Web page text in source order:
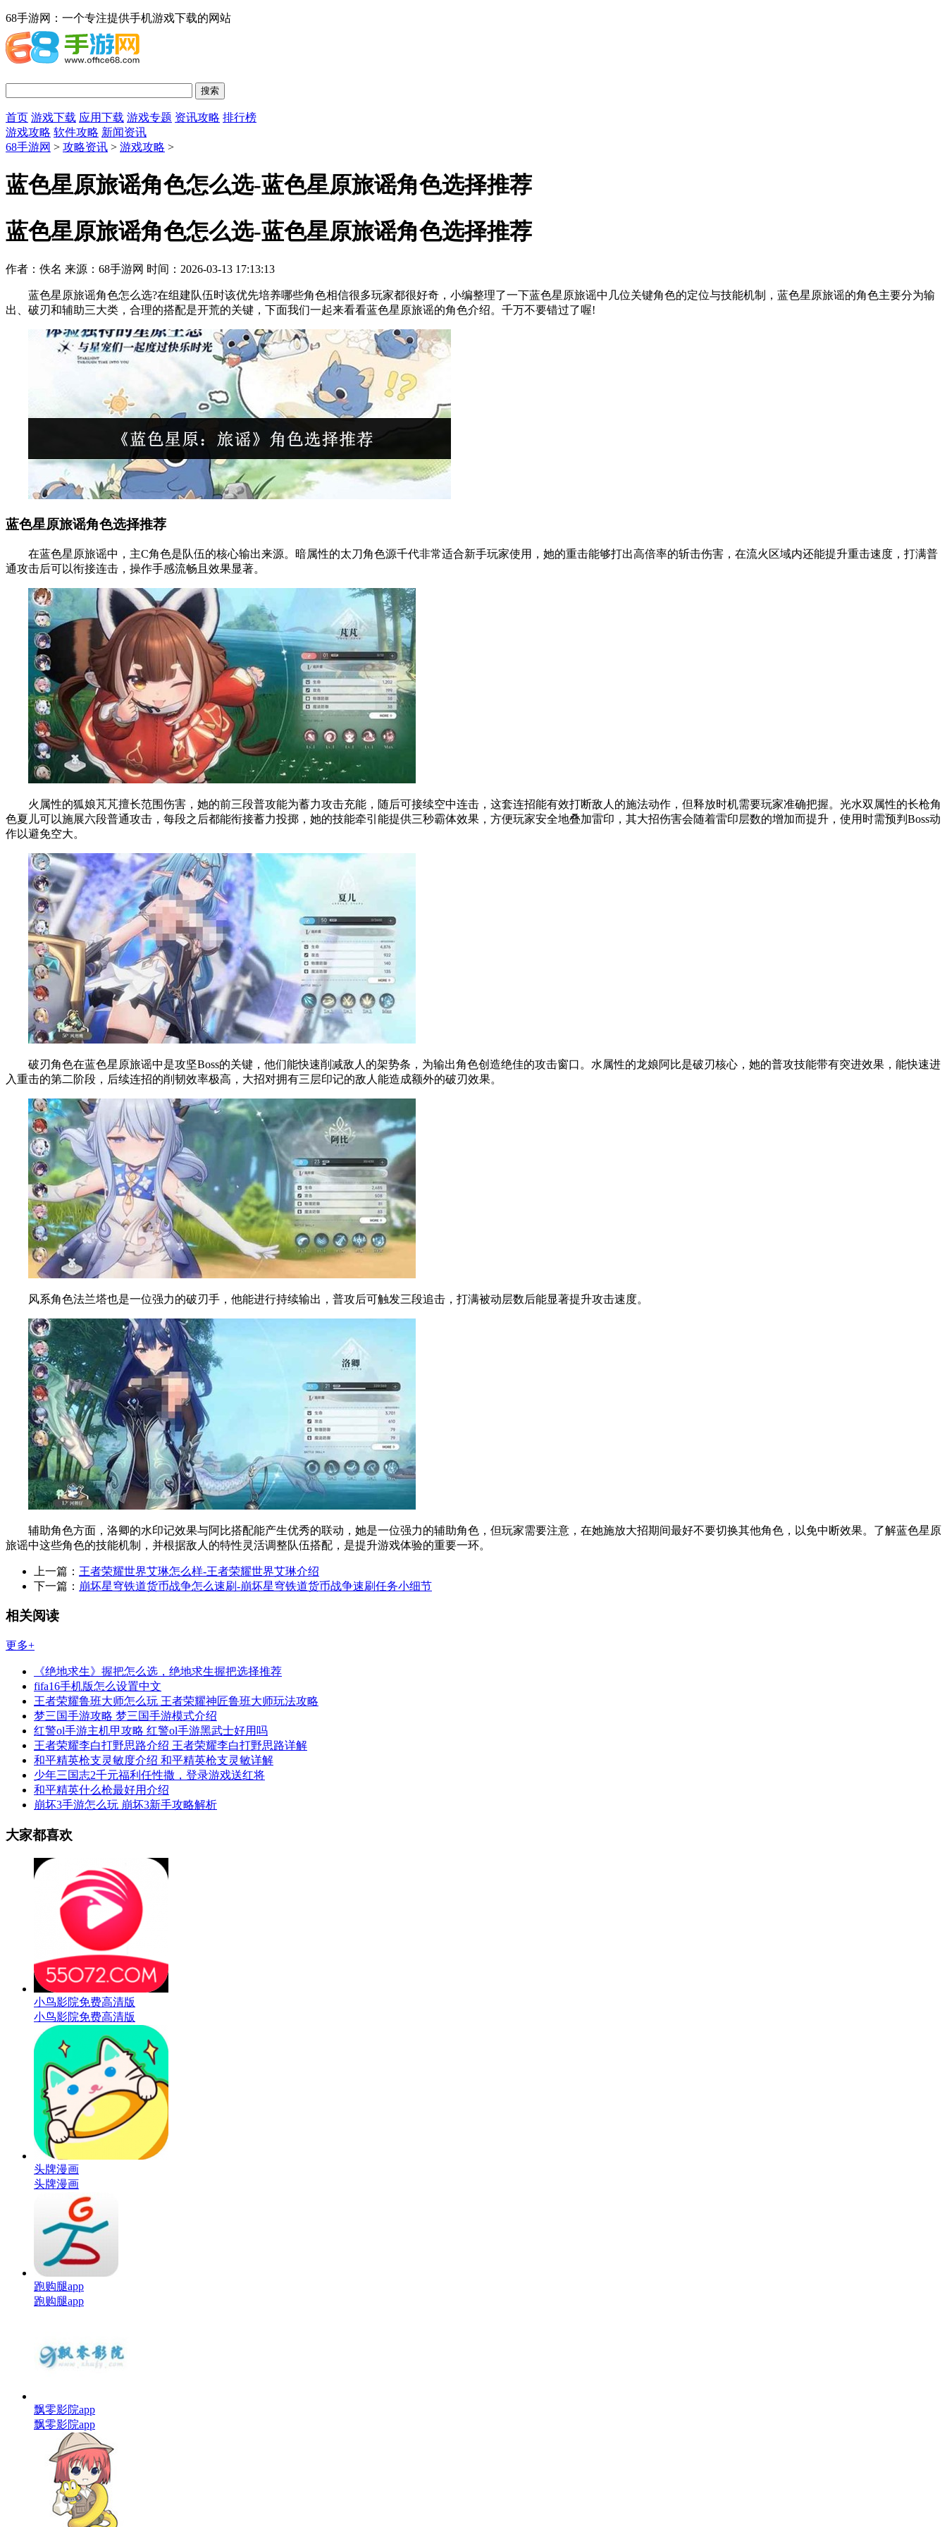
68手游网：一个专注提供手机游戏下载的网站
首页 游戏下载 应用下载 游戏专题 资讯攻略 排行榜
游戏攻略 软件攻略 新闻资讯
68手游网 > 攻略资讯 > 游戏攻略 >
蓝色星原旅谣角色怎么选-蓝色星原旅谣角色选择推荐
蓝色星原旅谣角色怎么选-蓝色星原旅谣角色选择推荐
作者：佚名 来源：68手游网 时间：2026-03-13 17:13:13
蓝色星原旅谣角色怎么选?在组建队伍时该优先培养哪些角色相信很多玩家都很好奇，小编整理了一下蓝色星原旅谣中几位关键角色的定位与技能机制，蓝色星原旅谣的角色主要分为输
出、破刃和辅助三大类，合理的搭配是开荒的关键，下面我们一起来看看蓝色星原旅谣的角色介绍。千万不要错过了喔!
蓝色星原旅谣角色选择推荐
在蓝色星原旅谣中，主C角色是队伍的核心输出来源。暗属性的太刀角色源千代非常适合新手玩家使用，她的重击能够打出高倍率的斩击伤害，在流火区域内还能提升重击速度，打满普
通攻击后可以衔接连击，操作手感流畅且效果显著。
火属性的狐娘芃芃擅长范围伤害，她的前三段普攻能为蓄力攻击充能，随后可接续空中连击，这套连招能有效打断敌人的施法动作，但释放时机需要玩家准确把握。光水双属性的长枪角
色夏儿可以施展六段普通攻击，每段之后都能衔接蓄力投掷，她的技能牵引能提供三秒霸体效果，方便玩家安全地叠加雷印，其大招伤害会随着雷印层数的增加而提升，使用时需预判Boss动
作以避免空大。
破刃角色在蓝色星原旅谣中是攻坚Boss的关键，他们能快速削减敌人的架势条，为输出角色创造绝佳的攻击窗口。水属性的龙娘阿比是破刃核心，她的普攻技能带有突进效果，能快速进
入重击的第二阶段，后续连招的削韧效率极高，大招对拥有三层印记的敌人能造成额外的破刃效果。
风系角色法兰塔也是一位强力的破刃手，他能进行持续输出，普攻后可触发三段追击，打满被动层数后能显著提升攻击速度。
辅助角色方面，洛卿的水印记效果与阿比搭配能产生优秀的联动，她是一位强力的辅助角色，但玩家需要注意，在她施放大招期间最好不要切换其他角色，以免中断效果。了解蓝色星原
旅谣中这些角色的技能机制，并根据敌人的特性灵活调整队伍搭配，是提升游戏体验的重要一环。
上一篇： 王者荣耀世界艾琳怎么样-王者荣耀世界艾琳介绍
下一篇： 崩坏星穹铁道货币战争怎么速刷-崩坏星穹铁道货币战争速刷任务小细节
相关阅读
更多+
《绝地求生》握把怎么选，绝地求生握把选择推荐
fifa16手机版怎么设置中文
王者荣耀鲁班大师怎么玩 王者荣耀神匠鲁班大师玩法攻略
梦三国手游攻略 梦三国手游模式介绍
红警ol手游主机甲攻略 红警ol手游黑武士好用吗
王者荣耀李白打野思路介绍 王者荣耀李白打野思路详解
和平精英枪支灵敏度介绍 和平精英枪支灵敏详解
少年三国志2千元福利任性撒，登录游戏送红将
和平精英什么枪最好用介绍
崩坏3手游怎么玩 崩坏3新手攻略解析
大家都喜欢
小鸟影院免费高清版
小鸟影院免费高清版
头牌漫画
头牌漫画
跑购腿app
跑购腿app
飘零影院app
飘零影院app